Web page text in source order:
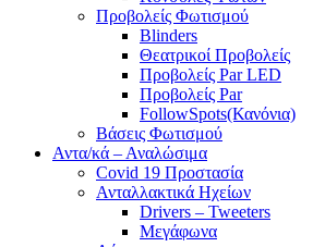
Προβολείς Φωτισμού
Blinders
Θεατρικοί Προβολείς
Προβολείς Par LED
Προβολείς Par
FollowSpots(Κανόνια)
Βάσεις Φωτισμού
Αντα/κά – Αναλώσιμα
Covid 19 Προστασία
Ανταλλακτικά Ηχείων
Drivers – Tweeters
Μεγάφωνα